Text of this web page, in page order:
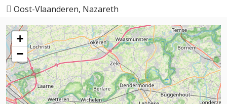
Oost-Vlaanderen, Nazareth
+
−